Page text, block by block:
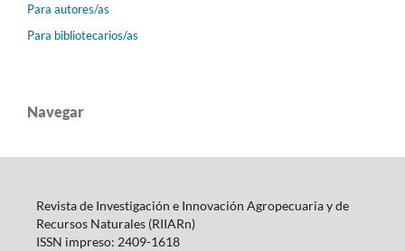
Para autores/as
Para bibliotecarios/as
Navegar
Revista de Investigación e Innovación Agropecuaria y de
Recursos Naturales (RIIARn)
ISSN impreso: 2409-1618